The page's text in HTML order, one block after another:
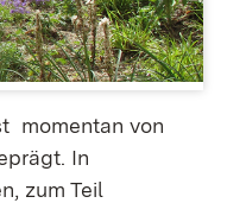
momentan von
In
zum Teil